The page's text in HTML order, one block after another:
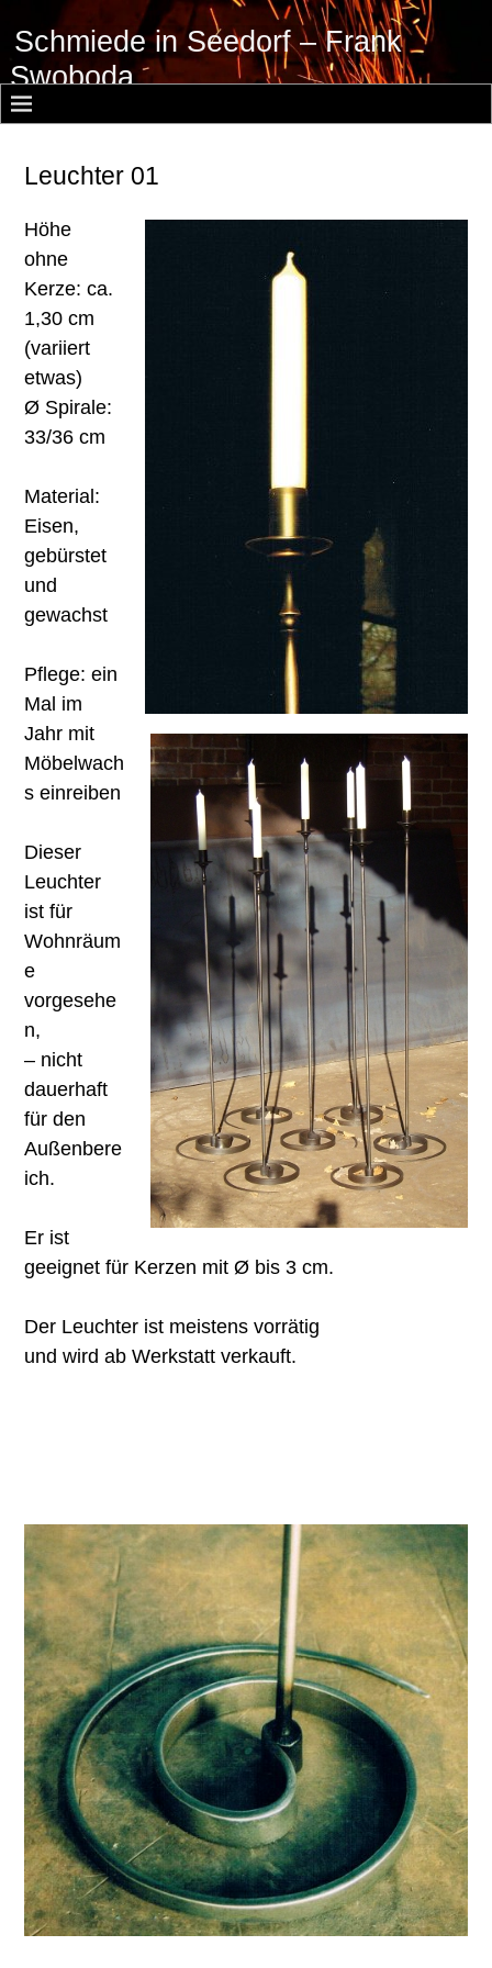
Schmiede in Seedorf – Frank
Swoboda
Leuchter 01
Höhe
ohne
Kerze: ca.
1,30 cm
(variiert
etwas)
Ø Spirale:
33/36 cm
Material:
Eisen,
gebürstet
und
gewachst
Pflege: ein
Mal im
Jahr mit
Möbelwach
s einreiben
Dieser
Leuchter
ist für
Wohnräum
e
vorgesehe
n,
– nicht
dauerhaft
für den
Außenbere
ich.
Er ist
geeignet für Kerzen mit Ø bis 3 cm.
Der Leuchter ist meistens vorrätig
und wird ab Werkstatt verkauft.